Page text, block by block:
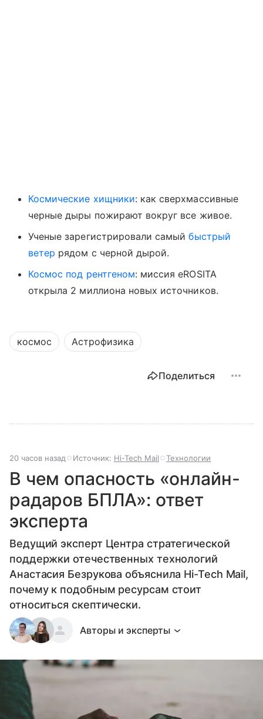
Космические хищники: как сверхмассивные
черные дыры пожирают вокруг все живое.
Ученые зарегистрировали самыйбыстрый
ветер рядом с черной дырой.
Космос под рентгеном: миссия eROSITA
открыла 2 миллиона новых источников.
космос Астрофизика
Поделиться
20 часов назад Источник: Hi-Tech Mail Технологии
В чем опасность «онлайн-
радаров БПЛА»: ответ
эксперта
Ведущий эксперт Центра стратегической
поддержки отечественных технологий
Анастасия Безрукова объяснила Hi-Tech Mail,
почему к подобным ресурсам стоит
относиться скептически.
Авторы и эксперты